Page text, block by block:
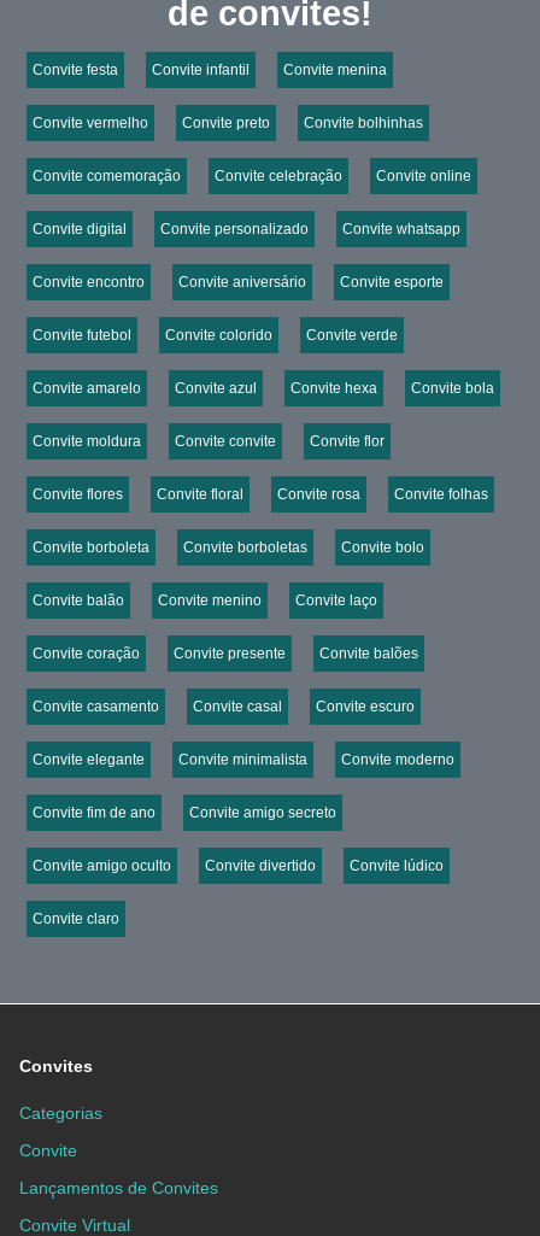
de convites!
Convite festa Convite infantil Convite menina
Convite vermelho Convite preto Convite bolhinhas
Convite comemoração Convite celebração Convite online
Convite digital Convite personalizado Convite whatsapp
Convite encontro Convite aniversário Convite esporte
Convite futebol Convite colorido Convite verde
Convite amarelo Convite azul Convite hexa Convite bola
Convite moldura Convite convite Convite flor
Convite flores Convite floral Convite rosa Convite folhas
Convite borboleta Convite borboletas Convite bolo
Convite balão Convite menino Convite laço
Convite coração Convite presente Convite balões
Convite casamento Convite casal Convite escuro
Convite elegante Convite minimalista Convite moderno
Convite fim de ano Convite amigo secreto
Convite amigo oculto Convite divertido Convite lúdico
Convite claro
Convites
Categorias
Convite
Lançamentos de Convites
Convite Virtual